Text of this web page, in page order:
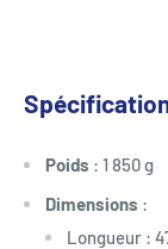
Poids : 1 850 g
Dimensions :
Longueur :